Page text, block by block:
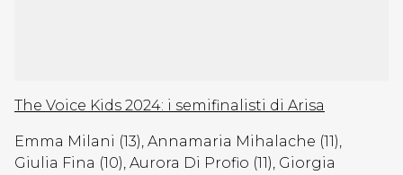
The Voice Kids 2024: i semifinalisti di Arisa
Emma Milani (13), Annamaria Mihalache (11),
Giulia Fina (10), Aurora Di Profio (11), Giorgia